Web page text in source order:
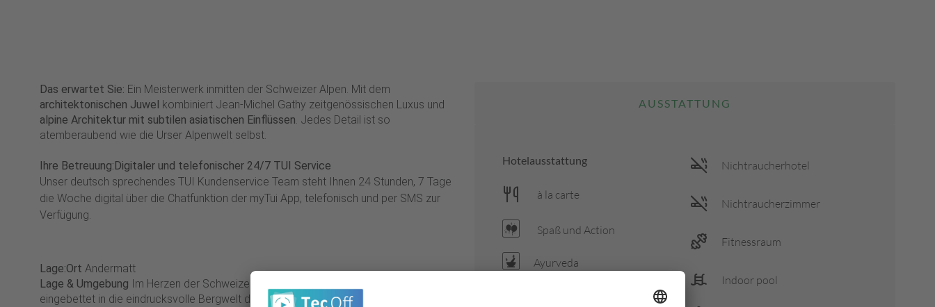
Das erwartet Sie: Ein Meisterwerk inmitten der Schweizer Alpen. Mit dem
architektonischen Juwel kombiniert Jean-Michel Gathy zeitgenössischen Luxus und
alpine Architektur mit subtilen asiatischen Einflüssen. Jedes Detail ist so
atemberaubend wie die Urser Alpenwelt selbst.
Ihre Betreuung:Digitaler und telefonischer 24/7 TUI Service
Unser deutsch sprechendes TUI Kundenservice Team steht Ihnen 24 Stunden, 7 Tage
die Woche digital über die Chatfunktion der myTui App, telefonisch und per SMS zur
Verfügung.
Lage:Ort Andermatt
Lage & Umgebung Im Herzen der Schweizer Alpen liegt The Chedi Andermatt
eingebettet in die eindrucksvolle Bergwelt des Urserntals. Umgeben von Oberalp-,
AUSSTATTUNG
Hotelausstattung
à la carte
Spaß und Action
Ayurveda
Nichtraucherhotel
Nichtraucherzimmer
Fitnessraum
Indoor pool